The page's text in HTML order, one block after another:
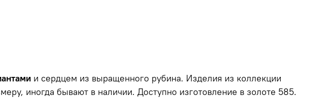
и сердцем из выращенного рубина. Изделия из коллекции
иногда бывают в наличии. Доступно изготовление в золоте 585.